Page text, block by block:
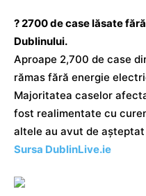
? 2700 de case lăsate
Dublinului.
Aproape 2,700 de case
rămas fără energie
Majoritatea caselor
fost realimentate cu
altele au avut de
Sursa DublinLive.ie